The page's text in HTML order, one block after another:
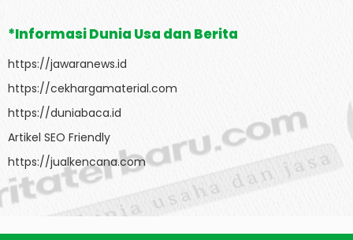
*Informasi Dunia Usa dan Berita
https://jawaranews.id
https://cekhargamaterial.com
https://duniabaca.id
Artikel SEO Friendly
https://jualkencana.com